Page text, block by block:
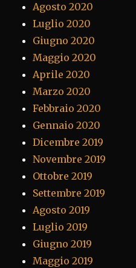
Agosto 2020
Luglio 2020
Giugno 2020
Maggio 2020
Aprile 2020
Marzo 2020
Febbraio 2020
Gennaio 2020
Dicembre 2019
Novembre 2019
Ottobre 2019
Settembre 2019
Agosto 2019
Luglio 2019
Giugno 2019
Maggio 2019